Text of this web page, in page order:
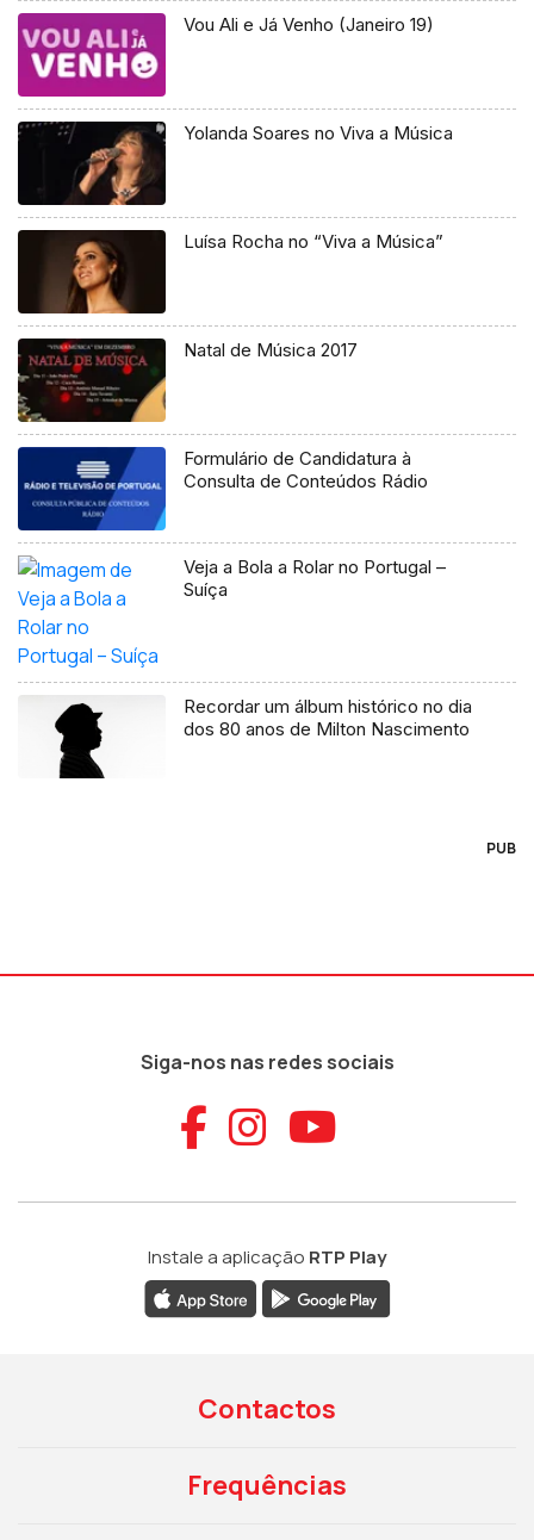
Vou Ali e Já Venho (Janeiro 19)
Yolanda Soares no Viva a Música
Luísa Rocha no “Viva a Música”
Natal de Música 2017
Formulário de Candidatura à
Consulta de Conteúdos Rádio
Veja a Bola a Rolar no Portugal –
Suíça
Recordar um álbum histórico no dia
dos 80 anos de Milton Nascimento
PUB
Siga-nos nas redes sociais
Aceder ao
Aceder ao
Aceder
Instale a aplicação RTP Play
Contactos
Frequências